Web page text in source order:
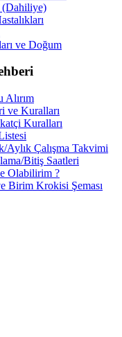
(Dahiliye)
ve Doğum
Alırım
ve Kuralları
Kuralları
Aylık Çalışma Takvimi
Bitiş Saatleri
Olabilirim ?
Birim Krokisi Şeması